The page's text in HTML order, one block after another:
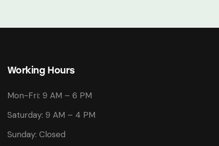
Working Hours
Mon-Fri: 9 AM – 6 PM
Saturday: 9 AM – 4 PM
Sunday: Closed